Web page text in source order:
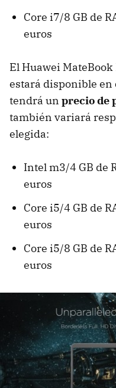
Core i7/8 GB de
euros
El Huawei
estará disponible en
tendrá un precio de
también variará
elegida:
Intel m3/4 GB de
euros
Core i5/4 GB de
euros
Core i5/8 GB de
euros